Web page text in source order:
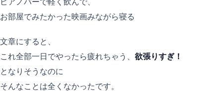
ピアノバーで軽く飲んで、
お部屋でみたかった映画みながら寝る
文章にすると、
これ全部一日でやったら疲れちゃう、 欲張りすぎ！
となりそうなのに
そんなことは全くなかったです。